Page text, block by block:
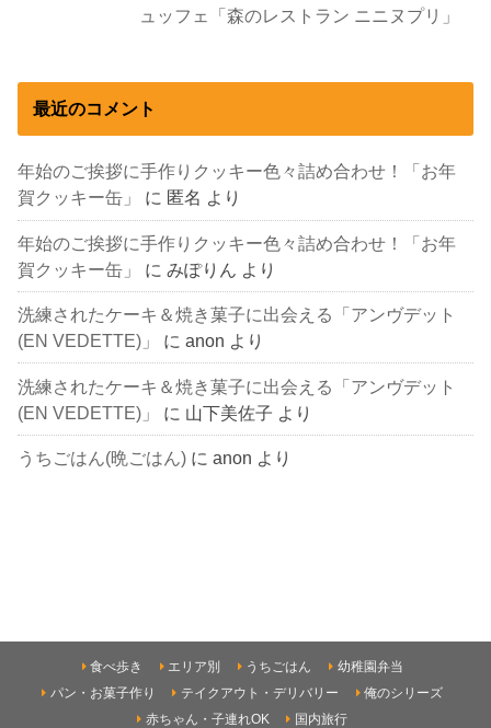
ュッフェ「森のレストラン ニニヌプリ」
最近のコメント
年始のご挨拶に手作りクッキー色々詰め合わせ！「お年
賀クッキー缶」
に 匿名 より
年始のご挨拶に手作りクッキー色々詰め合わせ！「お年
賀クッキー缶」
にみぽりん より
洗練されたケーキ＆焼き菓子に出会える「アンヴデット
(EN VEDETTE)」
にanon より
洗練されたケーキ＆焼き菓子に出会える「アンヴデット
(EN VEDETTE)」
に 山下美佐子 より
うちごはん(晩ごはん) にanon より
食べ歩き エリア別 うちごはん
幼稚園弁当
パン・お菓子作り
テイクアウト・デリバリー
俺のシリーズ
赤ちゃん・子連れOK
国内旅行